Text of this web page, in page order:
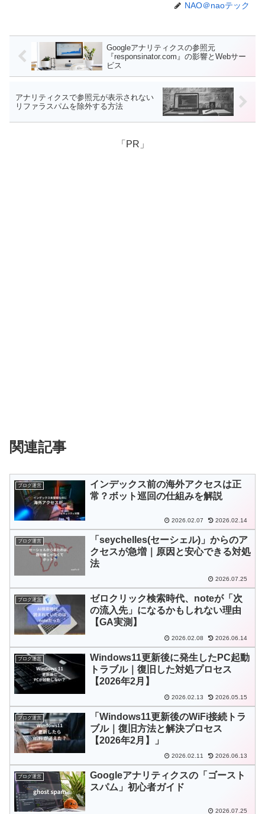
NAO＠naoテック
Googleアナリティクスの参照元
『responsinator.com』の影響とWebサー
ビス
アナリティクスで参照元が表示されない
リファラスパムを除外する方法
「PR」
関連記事
ブログ運営
インデックス前の海外アクセスは正
常？ボット巡回の仕組みを解説
2026.02.07 2026.02.14
ブログ運営
「seychelles(セーシェル)」からのア
クセスが急増｜原因と安心できる対処
法
2026.07.25
ブログ運営
ゼロクリック検索時代、noteが「次
の流入先」になるかもしれない理由
【GA実測】
2026.02.08 2026.06.14
ブログ運営
Windows11更新後に発生したPC起動
トラブル｜復旧した対処プロセス
【2026年2月】
2026.02.13 2026.05.15
ブログ運営
「Windows11更新後のWiFi接続トラ
ブル｜復旧方法と解決プロセス
【2026年2月】」
2026.02.11 2026.06.13
ブログ運営
Googleアナリティクスの「ゴースト
スパム」初心者ガイド
2026.07.25